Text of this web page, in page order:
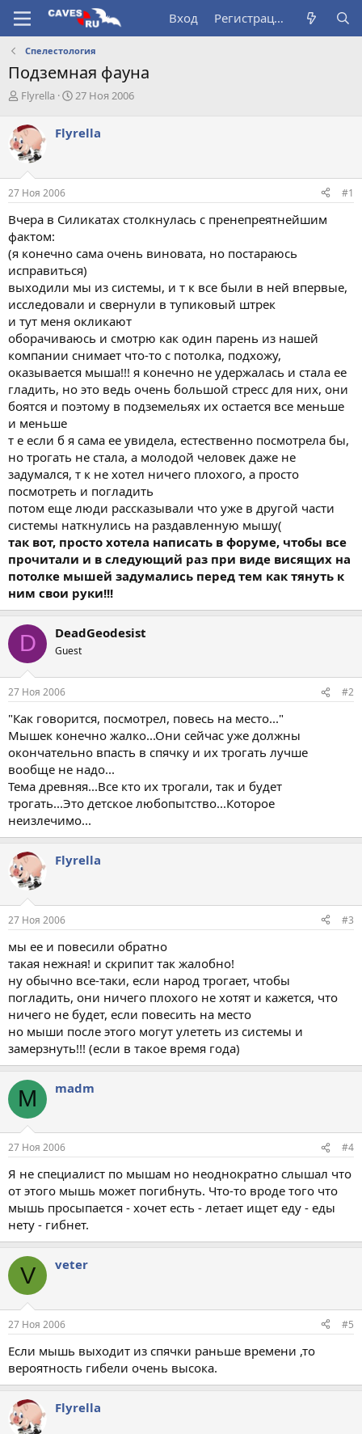
Вход Регистрация
Спелестология
Подземная фауна
А
т
о
р
е
м
Flyrella
Д
а
ч
а
27 Ноя 2006
Flyrella
27 Ноя 2006 #1
Вчера в Силикатах столкнулась с пренепреятнейшим
фактом:
(я конечно сама очень виновата, но постараюсь
исправиться)
выходили мы из системы, и т к все были в ней впервые,
исследовали и свернули в тупиковый штрек
и тут меня окликают
оборачиваюсь и смотрю как один парень из нашей
компании снимает что-то с потолка, подхожу,
оказывается мыша!!! я конечно не удержалась и стала ее
гладить, но это ведь очень большой стресс для них, они
боятся и поэтому в подземельях их остается все меньше
и меньше
т е если б я сама ее увидела, естественно посмотрела бы,
но трогать не стала, а молодой человек даже не
задумался, т к не хотел ничего плохого, а просто
посмотреть и погладить
потом еще люди рассказывали что уже в другой части
системы наткнулись на раздавленную мышу(
так вот, просто хотела написать в форуме, чтобы все
прочитали и в следующий раз при виде висящих на
потолке мышей задумались перед тем как тянуть к
ним свои руки!!!
D DeadGeodesist
Guest
27 Ноя 2006 #2
"Как говорится, посмотрел, повесь на место..."
Мышек конечно жалко...Они сейчас уже должны
окончательно впасть в спячку и их трогать лучше
вообще не надо...
Тема древняя...Все кто их трогали, так и будет
трогать...Это детское любопытство...Которое
неизлечимо...
Flyrella
27 Ноя 2006 #3
мы ее и повесили обратно
такая нежная! и скрипит так жалобно!
ну обычно все-таки, если народ трогает, чтобы
погладить, они ничего плохого не хотят и кажется, что
ничего не будет, если повесить на место
но мыши после этого могут улететь из системы и
замерзнуть!!! (если в такое время года)
M madm
27 Ноя 2006 #4
Я не специалист по мышам но неоднократно слышал что
от этого мышь может погибнуть. Что-то вроде того что
мышь просыпается - хочет есть - летает ищет еду - еды
нету - гибнет.
V veter
27 Ноя 2006 #5
Если мышь выходит из спячки раньше времени ,то
вероятность гибели очень высока.
Flyrella